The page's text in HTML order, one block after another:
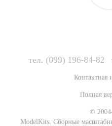
тел. (099) 196-84-82
Контактная
Полная
©
ModelKits. Сборные